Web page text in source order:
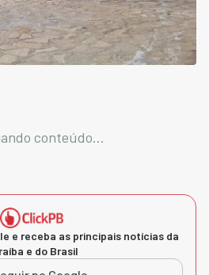
conteúdo...
e receba as principais notícias da
e do Brasil